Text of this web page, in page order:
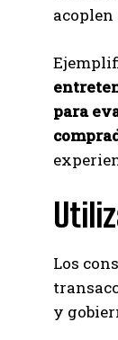
para
Los
y